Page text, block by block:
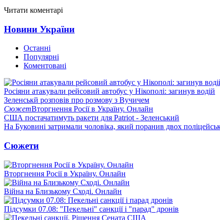
Читати коментарі
Новини України
Останні
Популярні
Коментовані
Росіяни атакували рейсовий автобус у Нікополі: загинув водій
Зеленськй розповів про розмову з Вучичем
СюжетВторгнення Росії в Україну. Онлайн
США постачатимуть ракети для Patriot - Зеленський
На Буковині затримали чоловіка, який поранив двох
Сюжети
Вторгнення Росії в Україну. Онлайн
Війна на Близькому Сході. Онлайн
Підсумки 07.08: "Пекельні" санкції і "парад" дронів